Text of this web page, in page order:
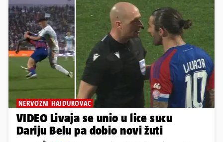
NERVOZNI HAJDUKOVAC
VIDEO Livaja se unio u lice sucu
Dariju Belu pa dobio novi žuti